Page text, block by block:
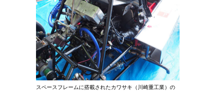
スペースフレームに搭載されたカワサキ（川崎重工業）の